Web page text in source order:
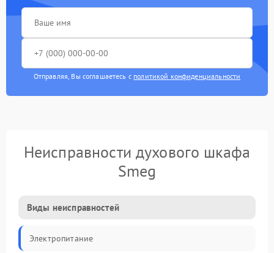
Отправляя, Вы соглашаетесь с политикой конфиденциальности
Неисправности духового шкафа
Smeg
Виды неисправностей
Электропитание